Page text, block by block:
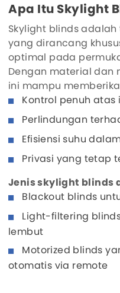
Apa Itu Skylight
Skylight blinds
yang dirancang
optimal pada
Dengan material dan
ini mampu
Kontrol penuh
Perlindungan
Efisiensi suhu
Privasi yang tetap
Jenis skylight blinds
Blackout blinds
Light-filtering
lembut
Motorized blinds
otomatis via remote